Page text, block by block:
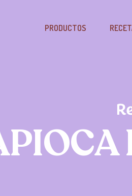
PRODUCTOS